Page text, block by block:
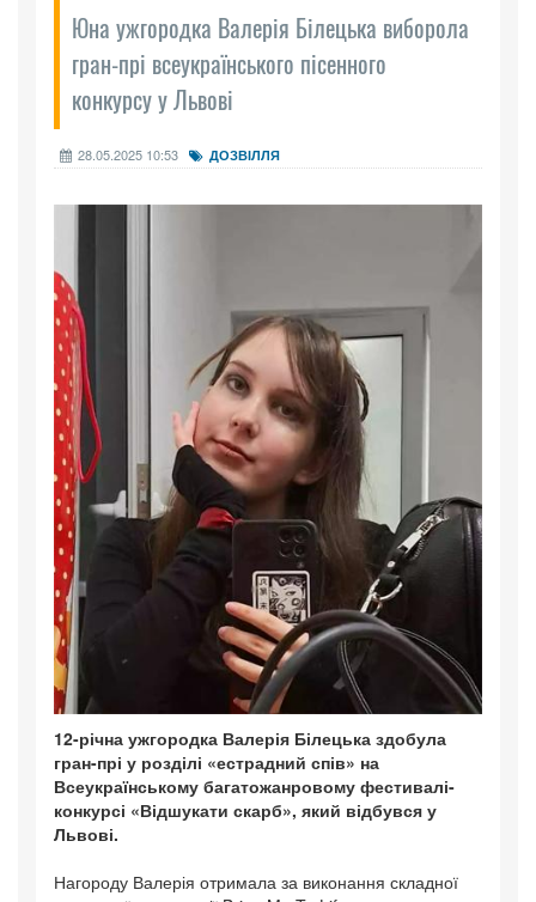
Юна ужгородка Валерія Білецька виборола
гран-прі всеукраїнського пісенного
конкурсу у Львові
28.05.2025 10:53 ДОЗВІЛЛЯ
12-річна ужгородка Валерія Білецька здобула
гран-прі у розділі «естрадний спів» на
Всеукраїнському багатожанровому фестивалі-
конкурсі «Відшукати скарб», який відбувся у
Львові.
Нагороду Валерія отримала за виконання складної